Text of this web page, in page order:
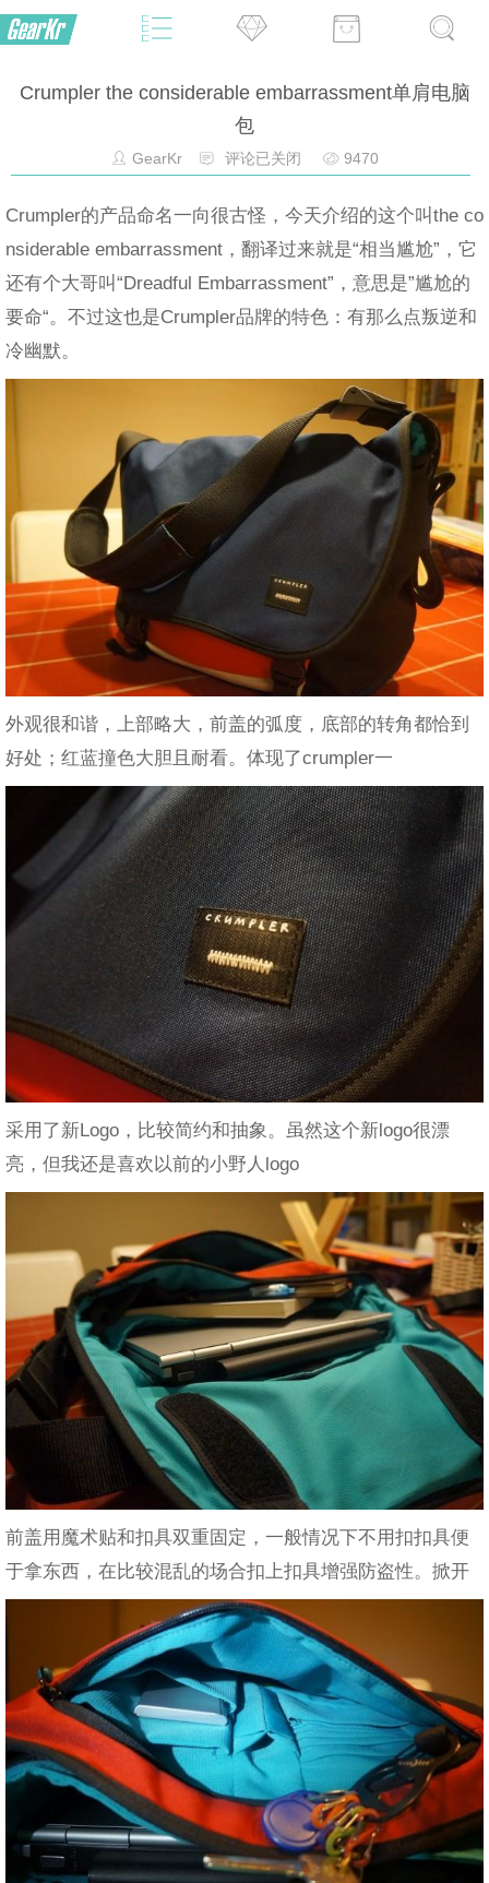
Crumpler the considerable embarrassment单肩电脑
包
GearKr 评论已关闭 9470
Crumpler的产品命名一向很古怪，今天介绍的这个叫the co
nsiderable embarrassment，翻译过来就是“相当尴尬”，它
还有个大哥叫“Dreadful Embarrassment”，意思是”尴尬的
要命“。不过这也是Crumpler品牌的特色：有那么点叛逆和
冷幽默。
外观很和谐，上部略大，前盖的弧度，底部的转角都恰到
好处；红蓝撞色大胆且耐看。体现了crumpler一
采用了新Logo，比较简约和抽象。虽然这个新logo很漂
亮，但我还是喜欢以前的小野人logo
前盖用魔术贴和扣具双重固定，一般情况下不用扣扣具便
于拿东西，在比较混乱的场合扣上扣具增强防盗性。掀开